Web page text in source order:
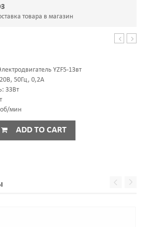
товара в магазин
YZF5-13вт
50Гц, 0,2A
33Вт
мин
ADD TO CART